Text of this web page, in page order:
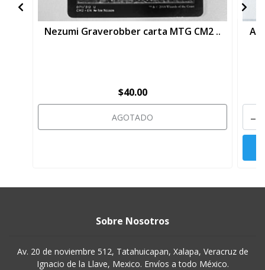
Nezumi Graverobber carta MTG CM2 ..
$40.00
AGOTADO -
Sobre Nosotros
Av. 20 de noviembre 512, Tatahuicapan, Xalapa, Veracruz de
Ignacio de la Llave, Mexico. Envíos a todo México.